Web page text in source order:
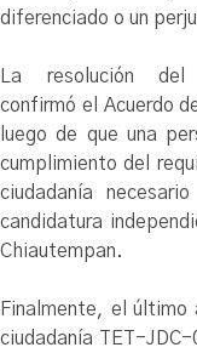
diferenciado o un
La resolución del
confirmó el Acuerdo
luego de que una
cumplimiento del
ciudadanía
candidatura
Chiautempan.
Finalmente, el
ciudadanía TET-